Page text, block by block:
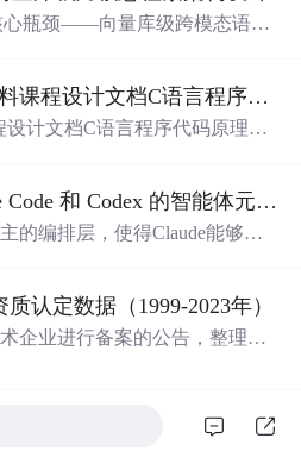
角色一致性、LangChai
心瓶颈——向量库级跨模态语义
像向量维度）、索引统一（Qd
术包括Qwen-VL-Chat微调、
stm32单片机项目资料课程设计文档C语言程序代码原理图电路PCB实例用单片机制作多路输入电压表
设计文档C语言程序代码原理图
Ruflo 适用于 Claude Code 和 Codex 的智能体元框架
的编排层，使得Claude能够自
认定数据（1999-2023年）
企业进行备案的公告，整理了
资质认定数据，包含认定次